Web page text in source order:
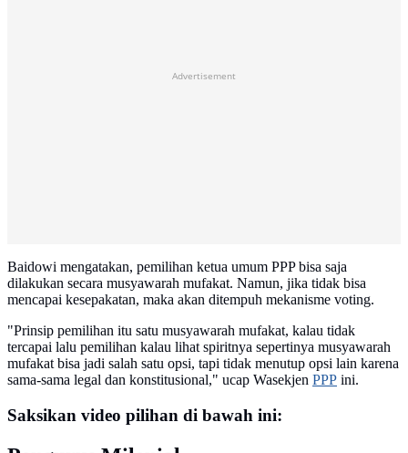
Advertisement
Baidowi mengatakan, pemilihan ketua umum PPP bisa saja
dilakukan secara musyawarah mufakat. Namun, jika tidak bisa
mencapai kesepakatan, maka akan ditempuh mekanisme voting.
"Prinsip pemilihan itu satu musyawarah mufakat, kalau tidak
tercapai lalu pemilihan kalau lihat spiritnya sepertinya musyawarah
mufakat bisa jadi salah satu opsi, tapi tidak menutup opsi lain karena
sama-sama legal dan konstitusional," ucap Wasekjen PPP ini.
Saksikan video pilihan di bawah ini: